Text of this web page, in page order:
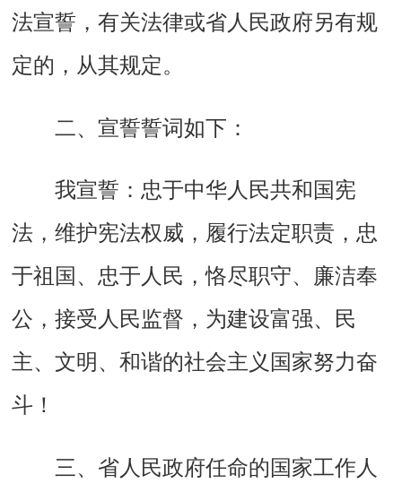
法宣誓，有关法律或省人民政府另有规
定的，从其规定。
二、宣誓誓词如下：
我宣誓：忠于中华人民共和国宪
法，维护宪法权威，履行法定职责，忠
于祖国、忠于人民，恪尽职守、廉洁奉
公，接受人民监督，为建设富强、民
主、文明、和谐的社会主义国家努力奋
斗！
三、省人民政府任命的国家工作人